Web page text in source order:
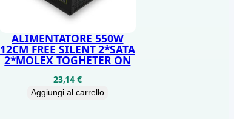
ALIMENTATORE 550W
12CM FREE SILENT 2*SATA
2*MOLEX TOGHETER ON
23,14€
Aggiungi al carrello